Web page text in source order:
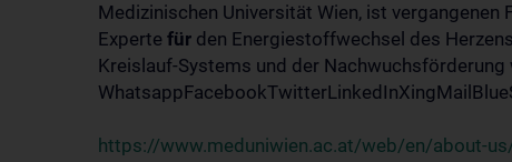
Medizinischen Universität Wien, ist
Experte für den Energiestoffwechsel des
Kreislauf-Systems und der
https://www.meduniwien.ac.at/web/en/about-